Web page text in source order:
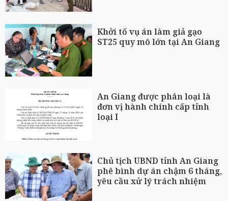
Khởi tố vụ án làm giả gạo
ST25 quy mô lớn tại An Giang
An Giang được phân loại là
đơn vị hành chính cấp tỉnh
loại I
Chủ tịch UBND tỉnh An Giang
phê bình dự án chậm 6 tháng,
yêu cầu xử lý trách nhiệm